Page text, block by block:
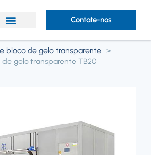
Contate-nos
bloco de gelo transparente >
gelo transparente TB20